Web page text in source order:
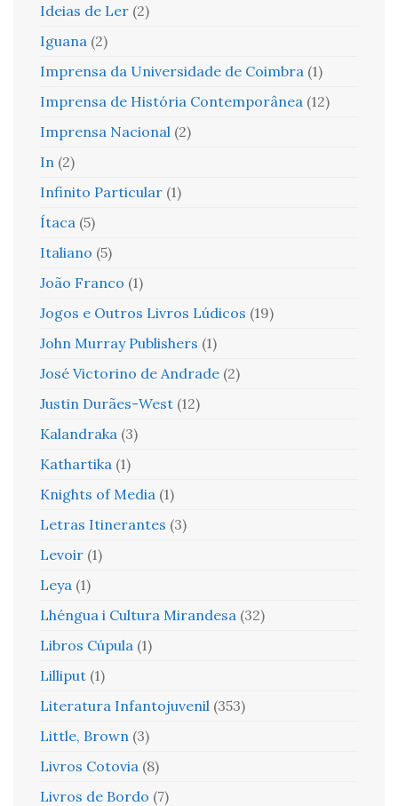
Ideias de Ler (2)
Iguana (2)
Imprensa da Universidade de Coimbra (1)
Imprensa de História Contemporânea (12)
Imprensa Nacional (2)
In (2)
Infinito Particular (1)
Ítaca (5)
Italiano (5)
João Franco (1)
Jogos e Outros Livros Lúdicos (19)
John Murray Publishers (1)
José Victorino de Andrade (2)
Justin Durães-West (12)
Kalandraka (3)
Kathartika (1)
Knights of Media (1)
Letras Itinerantes (3)
Levoir (1)
Leya (1)
Lhéngua i Cultura Mirandesa (32)
Libros Cúpula (1)
Lilliput (1)
Literatura Infantojuvenil (353)
Little, Brown (3)
Livros Cotovia (8)
Livros de Bordo (7)